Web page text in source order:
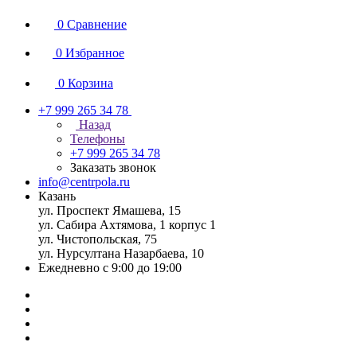
0 Сравнение
0 Избранное
0 Корзина
+7 999 265 34 78
Назад
Телефоны
+7 999 265 34 78
Заказать звонок
info@centrpola.ru
Казань
ул. Проспект Ямашева, 15
ул. Сабира Ахтямова, 1 корпус 1
ул. Чистопольская, 75
ул. Нурсултана Назарбаева, 10
Ежедневно с 9:00 до 19:00